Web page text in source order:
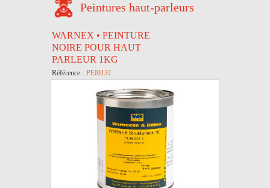
Peintures haut-parleurs
WARNEX • PEINTURE
NOIRE POUR HAUT
PARLEUR 1KG
Référence : PEI0131